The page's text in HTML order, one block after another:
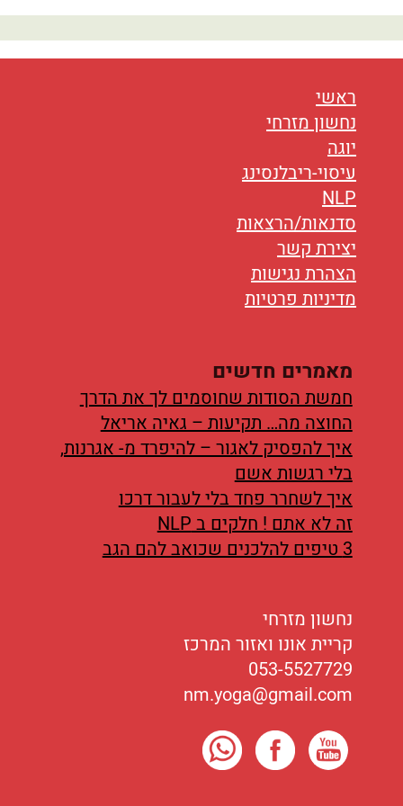
אורח חיים
בריאות
תזונה
טיפולים
עיסוי
ראשי
נחשון מזרחי
יוגה
עיסוי-ריבלנסינג
NLP
סדנאות/הרצאות
יצירת קשר
הצהרת נגישות
מדיניות פרטיות
מאמרים חדשים
חמשת הסודות שחוסמים לך את הדרך
החוצה מה… תקיעות – גאיה אריאל
איך להפסיק לאגור – להיפרד מ- אגרנות,
בלי רגשות אשם
איך לשחרר פחד בלי לעבור דרכו
זה לא אתם ! חלקים ב NLP
3 טיפים להלכנים שכואב להם הגב
נחשון מזרחי
קריית אונו ואזור המרכז
053-5527729
nm.yoga@gmail.com